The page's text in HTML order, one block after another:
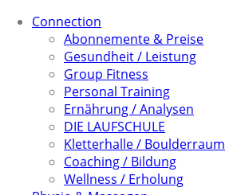
Connection
Abonnemente & Preise
Gesundheit / Leistung
Group Fitness
Personal Training
Ernährung / Analysen
DIE LAUFSCHULE
Kletterhalle / Boulderraum
Coaching / Bildung
Wellness / Erholung